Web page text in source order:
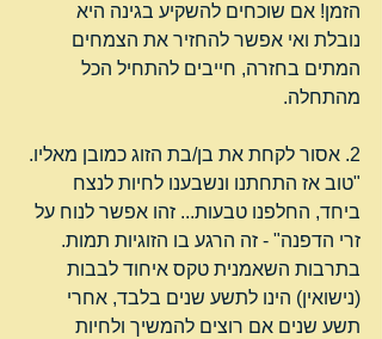
הזמן! אם שוכחים להשקיע בגינה היא
נובלת ואי אפשר להחזיר את הצמחים
המתים בחזרה, חייבים להתחיל הכל
מהתחלה.
2. אסור לקחת את בן/בת הזוג כמובן מאליו.
"טוב אז התחתנו ונשבענו לחיות לנצח
ביחד, החלפנו טבעות... זהו אפשר לנוח על
זרי הדפנה" - זה הרגע בו הזוגיות תמות.
בתרבות השאמנית טקס איחוד לבבות
(נישואין) הינו לתשע שנים בלבד, אחרי
תשע שנים אם רוצים להמשיך ולחיות